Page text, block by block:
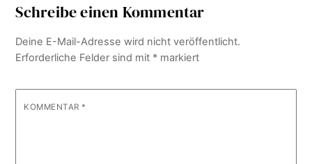
Schreibe einen Kommentar
Deine E-Mail-Adresse wird nicht veröffentlicht.
Erforderliche Felder sind mit * markiert
KOMMENTAR *